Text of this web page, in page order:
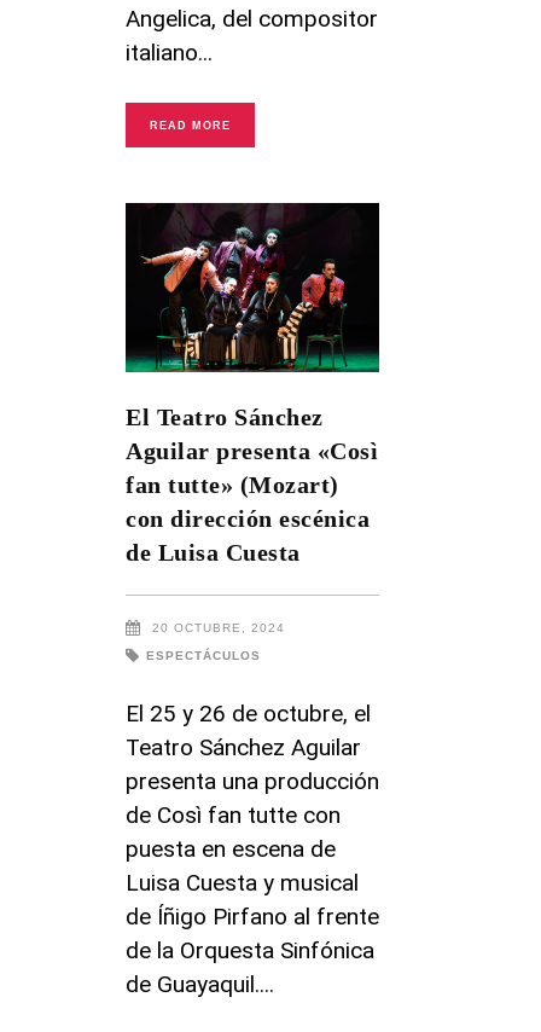
Angelica, del compositor
italiano
READ MORE
El Teatro Sánchez
Aguilar presenta «Così
fan tutte» (Mozart)
con dirección escénica
de Luisa Cuesta
20 OCTUBRE, 2024
ESPECTÁCULOS
El 25 y 26 de octubre, el
Teatro Sánchez Aguilar
presenta una producción
de Così fan tutte con
puesta en escena de
Luisa Cuesta y musical
de Íñigo Pirfano al frente
de la Orquesta Sinfónica
de Guayaquil.